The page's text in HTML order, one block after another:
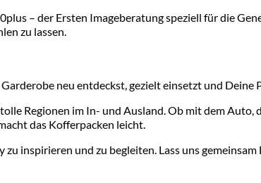
– der Ersten Imageberatung speziell für die
zu lassen.
neu entdeckst, gezielt einsetzt und
Regionen im In- und Ausland. Ob mit dem
das Kofferpacken leicht.
inspirieren und zu begleiten. Lass uns